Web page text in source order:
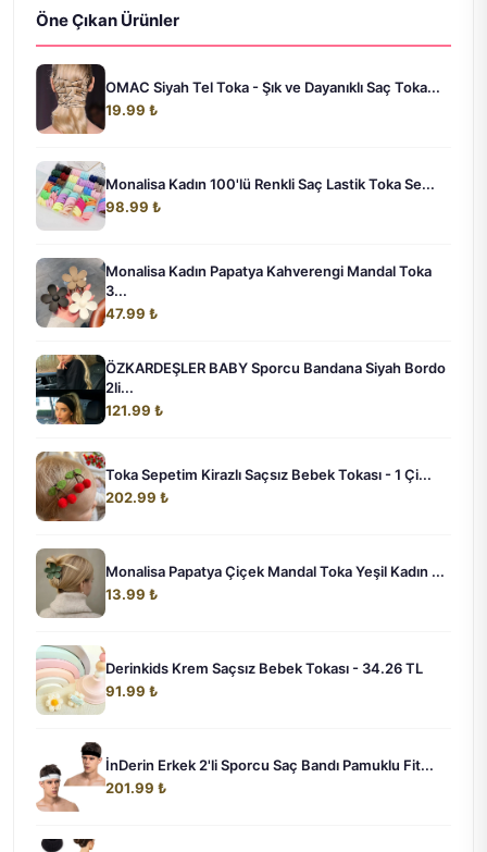
Öne Çıkan Ürünler
OMAC Siyah Tel Toka - Şık ve Dayanıklı Saç Toka...
19.99 ₺
Monalisa Kadın 100'lü Renkli Saç Lastik Toka Se...
98.99 ₺
Monalisa Kadın Papatya Kahverengi Mandal Toka
3...
47.99 ₺
ÖZKARDEŞLER BABY Sporcu Bandana Siyah Bordo
2li...
121.99 ₺
Toka Sepetim Kirazlı Saçsız Bebek Tokası - 1 Çi...
202.99 ₺
Monalisa Papatya Çiçek Mandal Toka Yeşil Kadın ...
13.99 ₺
Derinkids Krem Saçsız Bebek Tokası - 34.26 TL
91.99 ₺
İnDerin Erkek 2'li Sporcu Saç Bandı Pamuklu Fit...
201.99 ₺